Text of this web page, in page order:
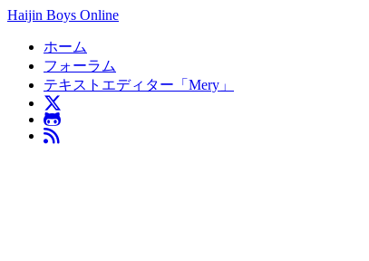
Haijin Boys Online
ホーム
フォーラム
テキストエディター「Mery」